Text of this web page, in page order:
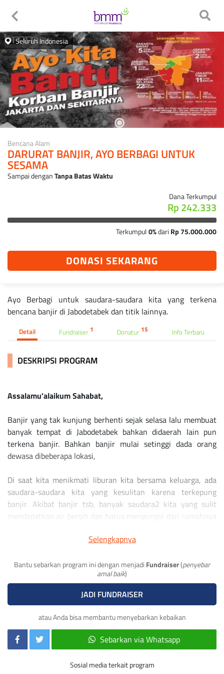
Seluruh Indonesia
Bencana Alam
DARURAT BANJIR, AYO BERBAGI UNTUK
SESAMA
Sampai denganTanpa Batas Waktu
Dana Terkumpul
Rp 242.333
Terkumpul0%dari Rp 75.000.000
DONASI SEKARANG
Ayo Berbagi untuk saudara-saudara kita yang terkena
bencana banjir di Jabodetabek dan titik lainnya.
Detail Fundraiser 1 Donatur 15 Info Terbaru
DESKRIPSI PROGRAM
Assalamu'alaikum Sahabat,
Banjir yang tak kunjung berhenti sejak selasa lalu membuat
banyak tempat di Jabodetabek bahkan didaerah lain pun
terkena banjir. Bahkan banjir mulai setinggi dada orang
dewasa dibeberapa lokasi,
Di saat kita menikmati liburan kita bersama keluarga, ada
saudara-saudara kita yang kesulitan karena terkepung
banjir. Akibat banjir tsb, banyak saudara2 kita yang sulit
mendapatkan air bersih dan harus mengungsi dari rumahnya
korban banjir. Oleh karena itu kami BMM mengajak Sahabat
untuk menyedekahkan sebagaian rezekinya bagi saudara
kita yang terkena dampak banjir.
#AyoBerbagi
dengan salurkan donasi terbaikmu melalui
301.007.2163
a.n Baitulmaal muamalat
Atau Click : DONATE NOW
Selengkapnya
Bantu sebarkan program ini dengan menjadi Fundraiser(penyebar
amal baik)
JADI FUNDRAISER
atau Anda bisa membantu menyebarkan kebaikan
Sebarkan via Whatsapp
Sosial media terkait program